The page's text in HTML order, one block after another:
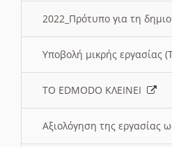
2022_Πρότυπο για τη
Υποβολή μικρής εργασίας
ΤΟ EDMODO ΚΛΕΙΝΕΙ
Αξιολόγηση της